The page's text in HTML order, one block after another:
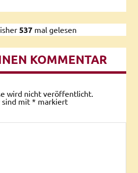
537 mal gelesen
KOMMENTAR
wird nicht veröffentlicht.
sind mit * markiert